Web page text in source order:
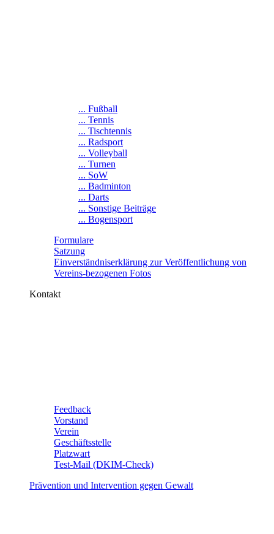
... Fußball
... Tennis
... Tischtennis
... Radsport
... Volleyball
... Turnen
... SoW
... Badminton
... Darts
... Sonstige Beiträge
... Bogensport
Formulare
Satzung
Einverständniserklärung zur Veröffentlichung von
Vereins-bezogenen Fotos
Kontakt
Feedback
Vorstand
Verein
Geschäftsstelle
Platzwart
Test-Mail (DKIM-Check)
Prävention und Intervention gegen Gewalt